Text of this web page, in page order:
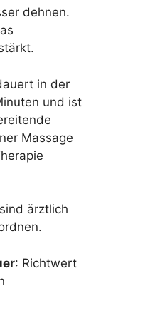
dehnen.
in der
und ist
Massage
ärztlich
: Richtwert